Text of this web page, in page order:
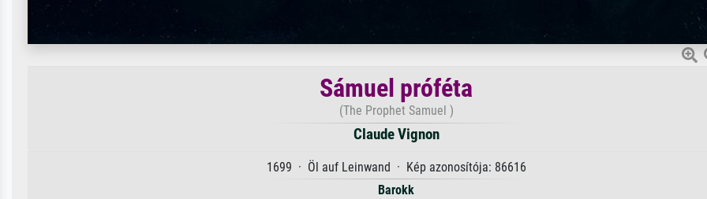
Sámuel próféta
(The Prophet Samuel )
Claude Vignon
1699 · Öl auf Leinwand · Kép azonosítója: 86616
Barokk